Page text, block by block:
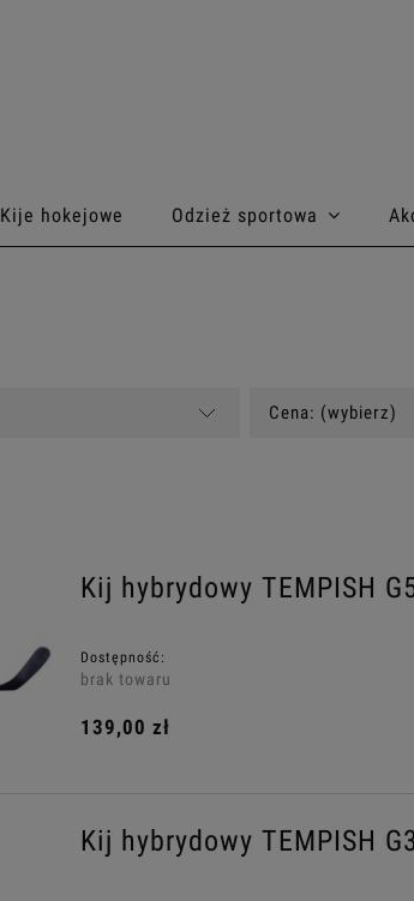
Kije hokejowe Odzież sportowa
Cena: (wybierz)
Kij hybrydowy TEMPISH
Dostępność:
brak towaru
139,00 zł
Kij hybrydowy TEMPISH